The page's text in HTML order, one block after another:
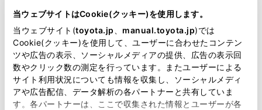
当ウェブサイトはCookie(クッキー)を使用します。
当ウェブサイト(toyota.jp manual.toyota.jp)では
Cookie(クッキー)を使用して、ユーザーに合わせたコンテン
ツや広告の表示、ソーシャルメディアの提供、広告の表示回
数やクリック数の測定を行っています。またユーザーによる
サイト利用状況についても情報を収集し、ソーシャルメディ
アや広告配信、データ解析の各パートナーと共有していま
す。各パートナーは、ここで収集された情報とユーザーが各
オートモードのときは、シフトレバーの操作に応じてパ
ーキングブレーキが自動で作動します。また、オートモ
ードのときでも手動でパーキングブレーキをかける・解
除することができます。
操作のしかた
が掲載されているわけではありません。
掲載している取扱説明書はお客様の年式に合致しない場合
があります。
取扱説明書は、弊社が著作権その他の知的財産権を保有し
ます。弊社の許可なく、取扱説明書の一部または全部を、
複製、複写、改変もしくは配信等することはできません。
当サイトの利用、または利用できなかったことにより万一